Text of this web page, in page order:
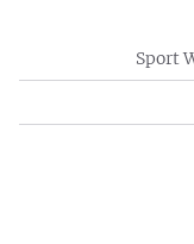
Sport